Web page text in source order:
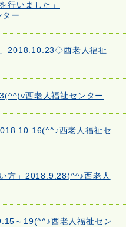
行いました」
ー
」2018.10.23◇西老人福祉
西老人福祉センター
西老人福祉セ
方」2018.9.28(^^♪西老人
～19(^^♪西老人福祉セン